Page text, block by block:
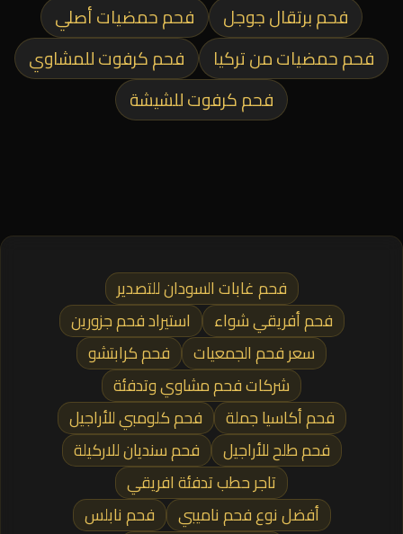
فحم برتقال جوجل
فحم حمضيات أصلي
فحم حمضيات من تركيا
فحم كرفوت للمشاوي
فحم كرفوت للشيشة
فحم غابات السودان للتصدير
فحم أفريقي شواء
استيراد فحم جزورين
سعر فحم الجمعيات
فحم كرابتشو
شركات فحم مشاوي وتدفئة
فحم أكاسيا جملة
فحم كلومبي للأراجيل
فحم طلح للأراجيل
فحم سنديان للاركيلة
تاجر حطب تدفئة افريقي
أفضل نوع فحم ناميبي
فحم نابلس